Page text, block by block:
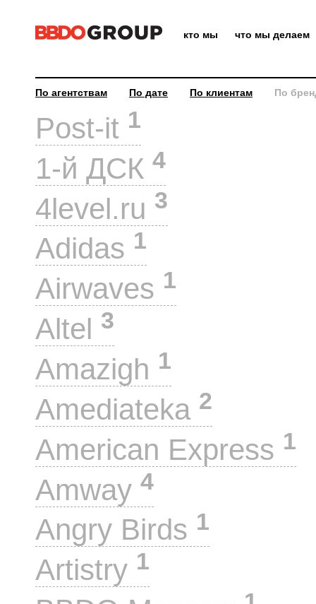
кто мы что мы делаем
По агентствам По дате По клиентам По
Post-it 1
1-й ДСК 4
4level.ru 3
Adidas 1
Airwaves 1
Altel 3
Amazigh 1
Amediateka 2
American Express 1
Amway 4
Angry Birds 1
Artistry 1